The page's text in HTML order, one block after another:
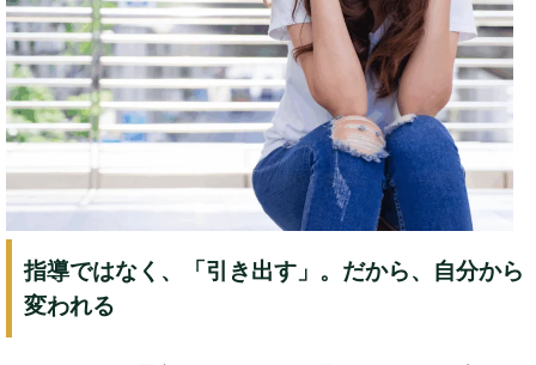
指導ではなく、「引き出す」。だから、自分から
変われる